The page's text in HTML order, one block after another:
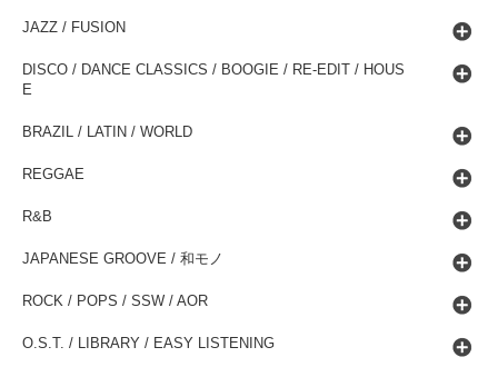
JAZZ / FUSION
DISCO / DANCE CLASSICS / BOOGIE / RE-EDIT / HOUS
E
BRAZIL / LATIN / WORLD
REGGAE
R&B
JAPANESE GROOVE / 和モノ
ROCK / POPS / SSW / AOR
O.S.T. / LIBRARY / EASY LISTENING